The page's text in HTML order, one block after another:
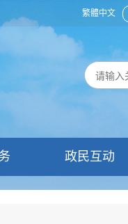
繁體中文
政民互动